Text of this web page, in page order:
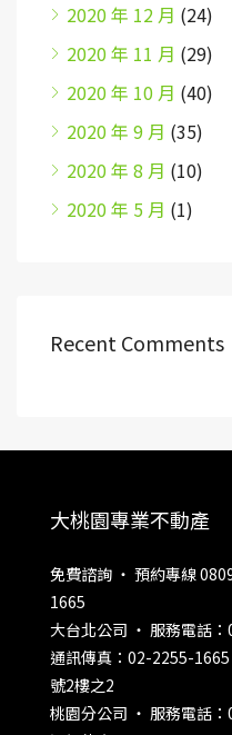
2020 年 12 月 (24)
2020 年 11 月 (29)
2020 年 10 月 (40)
2020 年 9 月 (35)
2020 年 8 月 (10)
2020 年 5 月 (1)
Recent Comments
大桃園專業不動產
免費諮詢 ‧ 預約專線
1665
大台北公司 ‧ 服務電話
通訊傳真：02-2255-
號2樓之2
桃園分公司 ‧ 服務電話